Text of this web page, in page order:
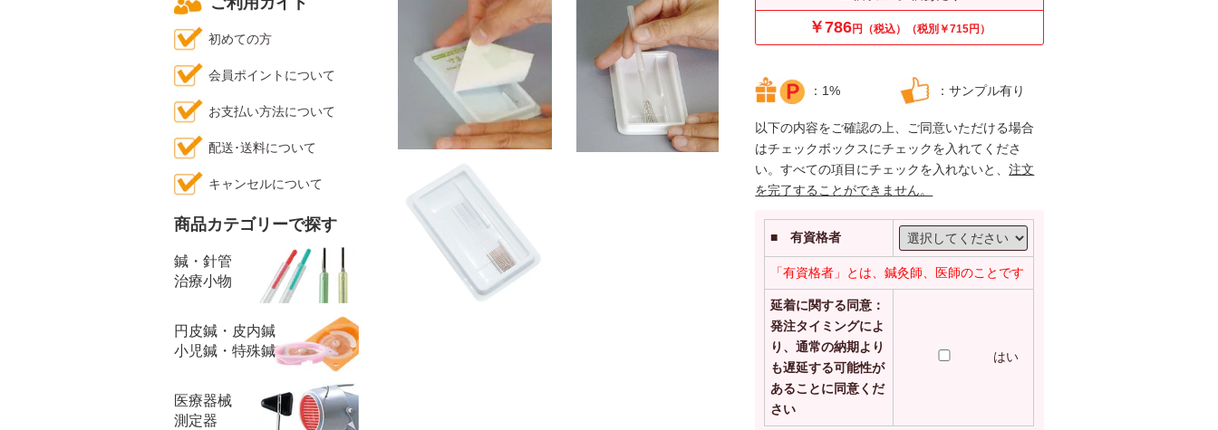
￥786円（税込）（税別￥715円）
：1% ：サンプル有り
以下の内容をご確認の上、ご同意いただける場合
はチェックボックスにチェックを入れてくださ
い。すべての項目にチェックを入れないと、注文
を完了することができません。
■ 有資格者
「有資格者」とは、鍼灸師、医師のことです
延着に関する同意：
発注タイミングによ
り、通常の納期より
も遅延する可能性が
あることに同意くだ
さい
はい
初めての方
会員ポイントについて
お支払い方法について
配送･送料について
キャンセルについて
商品カテゴリーで探す
鍼・針管
治療小物
円皮鍼・皮内鍼
小児鍼・特殊鍼
医療器械
測定器